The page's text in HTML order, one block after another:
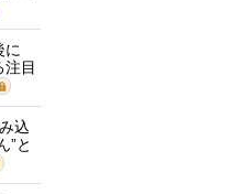
に
注目
込
”と